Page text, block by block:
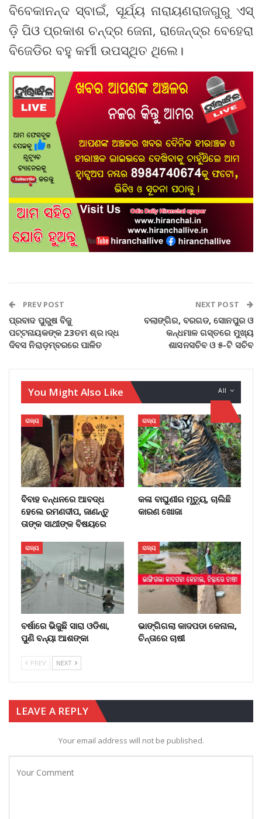
ବିବେକାନନ୍ଦ ସ୍ବାଇଁ, ସୂର୍ଯ୍ୟ ନାରାୟଣରାଜଗୁରୁ ଏସ୍
ଡ଼ି ପିଓ ପ୍ରକାଶ ଚନ୍ଦ୍ର ଜେନା, ରାଜେନ୍ଦ୍ର ବେହେରା
ବିଜେଡିର ବହୁ କର୍ମୀ ଉପସ୍ଥିତ ଥିଲେ।
PREV POST
ପ୍ରବାଦ ପୁରୁଷ ବିଜୁ
ପଟ୍ଟନାୟକଙ୍କ 23ତମ ଶ୍ର।ଦ୍ଧ
ଦିବସ ନିରାଡ଼ମ୍ବରରେ ପାଳିତ
NEXT POST
ବଲାଙ୍ଗିର, ବରଗଡ, ସୋନପୁର ଓ
କନ୍ଧମାଳ ଗସ୍ତରେ ମୁଖ୍ୟ
ଶାସନସଚିବ ଓ ୫-ଟି ସଚିବ
All
You Might Also Like
ରାଜ୍ୟ
ବିବାହ ବନ୍ଧନରେ ଆବଦ୍ଧ
ହେଲେ ରମଣଦୀପ, ଜାଣନ୍ତୁ
ତାଙ୍କ ସାଥୀଙ୍କ ବିଷୟରେ
ରାଜ୍ୟ
କଳା ବାଘୁଣୀର ମୃତ୍ୟୁ, ଚାଲିଛି
କାରଣ ଖୋଜା
ରାଜ୍ୟ
ବର୍ଷାରେ ଭିଜୁଛି ସାରା ଓଡିଶା,
ପୁଣି ବନ୍ୟା ଆଶଙ୍କା
ରାଜ୍ୟ
ଭାଙ୍ଗିଗଲା କାଦପଡା କେନାଲ,
ଚିନ୍ତାରେ ଚାଷୀ
PREV NEXT
LEAVE A REPLY
Your email address will not be published.